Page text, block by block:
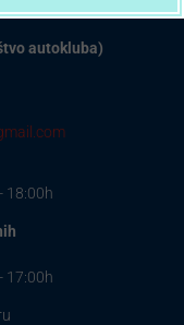
autokluba)
18:00h
17:00h